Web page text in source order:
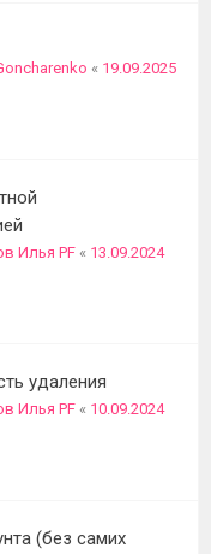
« 19.09.2025
Илья PF« 13.09.2024
удаления
Илья PF« 10.09.2024
(без самих